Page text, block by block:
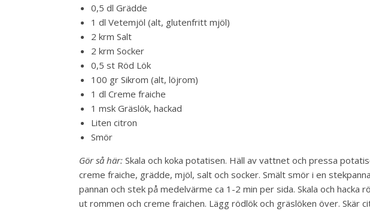
0,5 dl Grädde
1 dl Vetemjöl (alt, glutenfritt mjöl)
2 krm Salt
2 krm Socker
0,5 st Röd Lök
100 gr Sikrom (alt, löjrom)
1 dl Creme fraiche
1 msk Gräslök, hackad
Liten citron
Smör
Gör så här: Skala och koka potatisen. Häll av vattnet och pressa
creme fraiche, grädde, mjöl, salt och socker. Smält smör i en
pannan och stek på medelvärme ca 1-2 min per sida. Skala och hacka
ut rommen och creme fraichen. Lägg rödlök och gräslöken över. Skär